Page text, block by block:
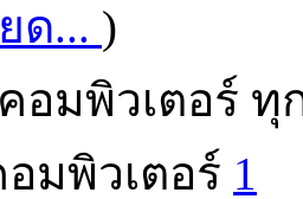
ด... )
มพิวเตอร์ ทุ
มพิวเตอร์ 1